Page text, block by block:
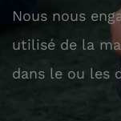
Nous nous
utilisé de la
dans le ou les